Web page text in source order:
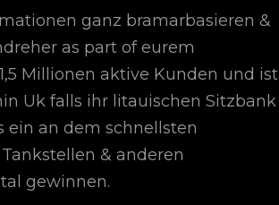
ganz bramarbasieren &
as part of eurem
Millionen aktive Kunden und ist
Uk falls ihr litauischen Sitzbank
ein an dem schnellsten
& anderen
gewinnen.